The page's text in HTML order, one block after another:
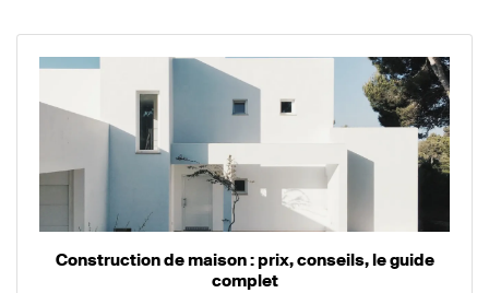
Construction de maison : prix, conseils, le guide
complet